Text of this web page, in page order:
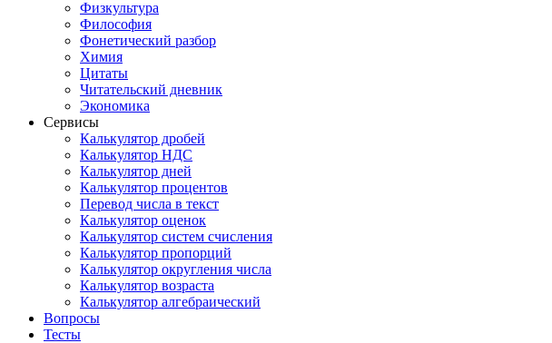
Физкультура
Философия
Фонетический разбор
Химия
Цитаты
Читательский дневник
Экономика
Сервисы
Калькулятор дробей
Калькулятор НДС
Калькулятор дней
Калькулятор процентов
Перевод числа в текст
Калькулятор оценок
Калькулятор систем счисления
Калькулятор пропорций
Калькулятор округления числа
Калькулятор возраста
Калькулятор алгебраический
Вопросы
Тесты